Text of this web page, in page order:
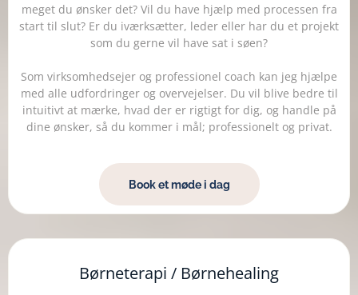
meget du ønsker det? Vil du have hjælp med processen fra
start til slut? Er du iværksætter, leder eller har du et projekt
som du gerne vil have sat i søen?
Som virksomhedsejer og professionel coach kan jeg hjælpe
med alle udfordringer og overvejelser. Du vil blive bedre til
intuitivt at mærke, hvad der er rigtigt for dig, og handle på
dine ønsker, så du kommer i mål; professionelt og privat.
Book et møde i dag
Børneterapi / Børnehealing